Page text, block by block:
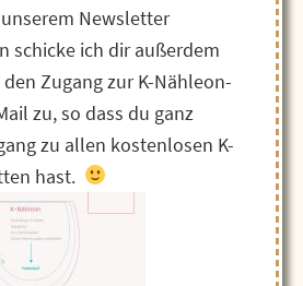
Newsletter
schicke ich dir außerdem
Zugang zur K-Nähleon-
zu, so dass du ganz
zu allen kostenlosen K-
hast.